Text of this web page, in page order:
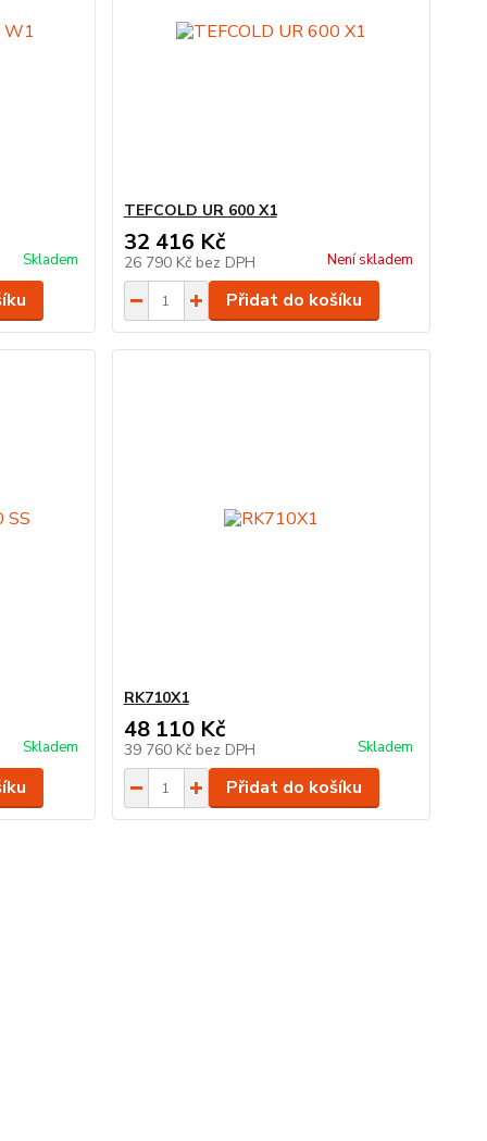
Skladem
TEFCOLD UR 600 X1
32 416 Kč
26 790 Kč bez DPH Není skladem
Přidat do košíku
Skladem
RK710X1
48 110 Kč
39 760 Kč bez DPH Skladem
Přidat do košíku